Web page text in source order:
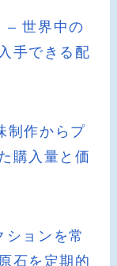
– 世界中の
手できる配
制作からプ
購入量と価
ションを常
石を定期的